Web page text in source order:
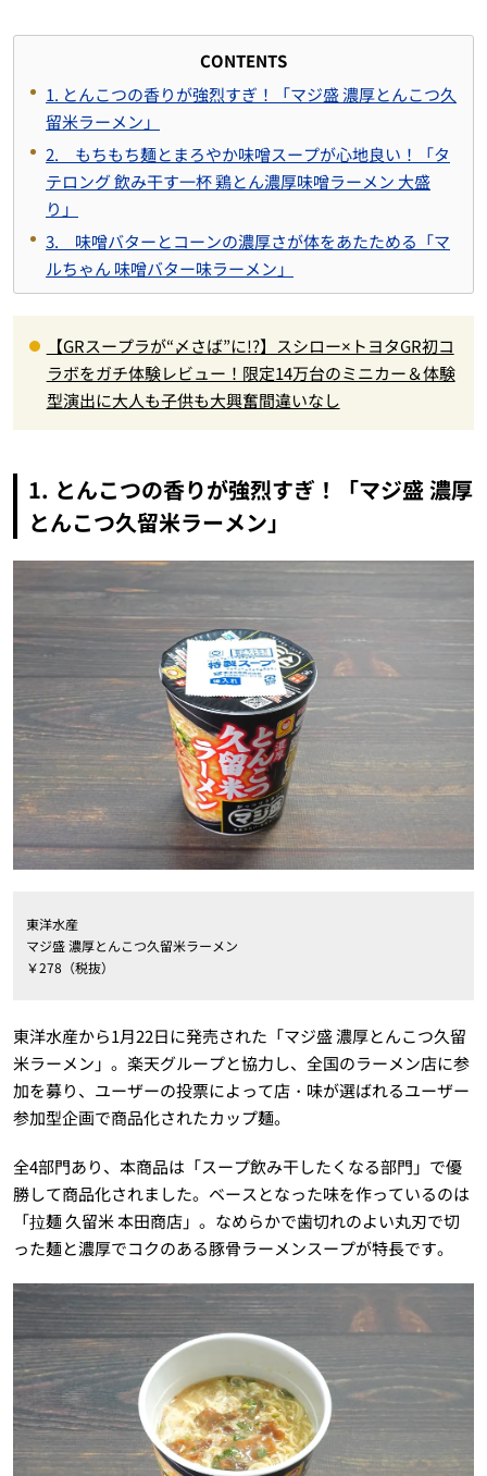
CONTENTS
1. とんこつの香りが強烈すぎ！「マジ盛 濃厚とんこつ久
留米ラーメン」
2. もちもち麺とまろやか味噌スープが心地良い！「タ
テロング 飲み干す一杯 鶏とん濃厚味噌ラーメン 大盛
り」
3. 味噌バターとコーンの濃厚さが体をあたためる「マ
ルちゃん 味噌バター味ラーメン」
【GRスープラが“〆さば”に!?】スシロー×トヨタGR初コ
ラボをガチ体験レビュー！限定14万台のミニカー＆体験
型演出に大人も子供も大興奮間違いなし
1. とんこつの香りが強烈すぎ！「マジ盛 濃厚
とんこつ久留米ラーメン」
東洋水産
マジ盛 濃厚とんこつ久留米ラーメン
￥278（税抜）
東洋水産から1月22日に発売された「マジ盛 濃厚とんこつ久留
米ラーメン」。楽天グループと協力し、全国のラーメン店に参
加を募り、ユーザーの投票によって店・味が選ばれるユーザー
参加型企画で商品化されたカップ麺。
全4部門あり、本商品は「スープ飲み干したくなる部門」で優
勝して商品化されました。ベースとなった味を作っているのは
「拉麺 久留米 本田商店」。なめらかで歯切れのよい丸刃で切
った麺と濃厚でコクのある豚骨ラーメンスープが特長です。